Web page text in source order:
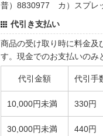
普）8830977 カ）スプレ
代引き支払い
商品の受け取り時に料金及
す。現金でのお支払いのみ
代引金額 代引手
10,000円未満 330円
30,000円未満 440円